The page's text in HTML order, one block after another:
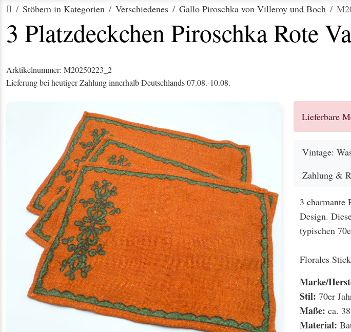
Startseite
Stöbern in Kategorien Verschiedenes Gallo Piroschka von Villeroy und Boch
3 Platzdeckchen Piroschka Rote
Arktikelnummer: M20250223_2
Lieferung bei heutiger Zahlung innerhalb Deutschlands 07.08.-10.08.
Lieferbare
Vintage:
Zahlung &
3 charmante
Design.
typischen
Florales
Marke/
Stil: 70er
Maße: ca.
Material: